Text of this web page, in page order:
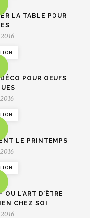
LA TABLE POUR
POUR OEUFS
LE PRINTEMPS
L’ART D’ÊTRE
CHEZ SOI